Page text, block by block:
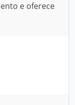
e oferece